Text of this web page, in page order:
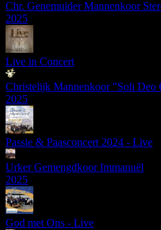
Chr. Genemuider Mannenkoor
2025
Live in Concert
Christelijk Mannenkoor "Soli
2025
Passie & Paasconcert 2024 - Live
Urker Gemengdkoor Immanuël
2025
God met Ons - Live